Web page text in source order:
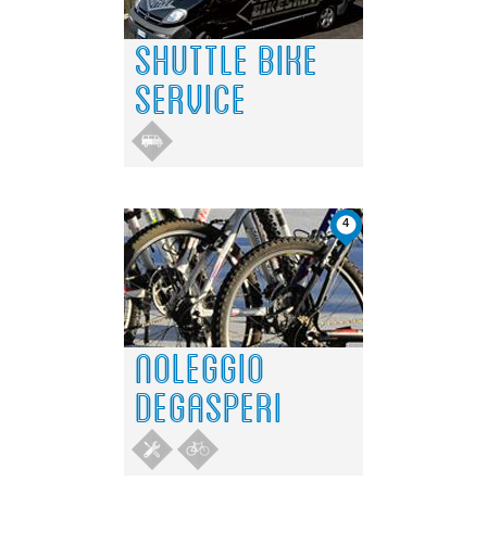
SHUTTLE BIKE
SERVICE
4
NOLEGGIO
DEGASPERI